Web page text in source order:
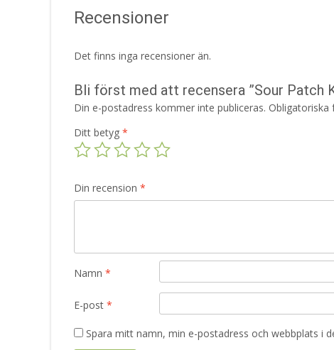
Recensioner
Det finns inga recensioner än.
Bli först med att recensera ”Sour Patch
Din e-postadress kommer inte publiceras. Obligatoriska
Ditt betyg *
Din recension *
Namn *
E-post *
Spara mitt namn, min e-postadress och webbplats i